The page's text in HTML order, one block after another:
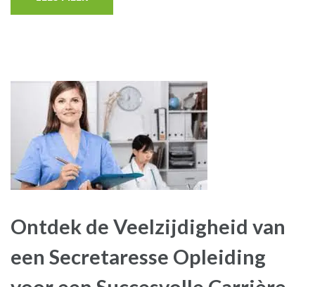
Ontdek de Veelzijdigheid van
een Secretaresse Opleiding